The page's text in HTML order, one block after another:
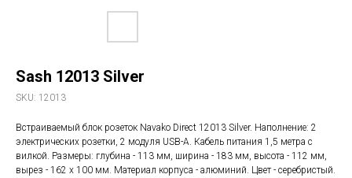
Sash 12013 Silver
SKU: 12013
Встраиваемый блок розеток Navako Direct 12013 Silver. Наполнение: 2
электрических розетки, 2 модуля USB-A. Кабель питания 1,5 метра с
вилкой. Размеры: глубина - 113 мм, ширина - 183 мм, высота - 112 мм,
вырез - 162 х 100 мм. Материал корпуса - алюминий. Цвет - серебристый.